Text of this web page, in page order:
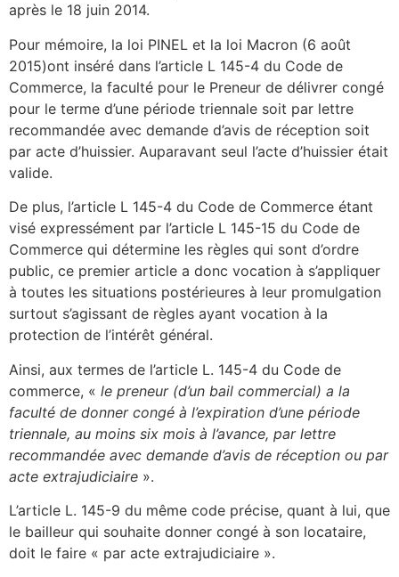
après le 18 juin 2014.
Pour mémoire, la loi PINEL et la loi Macron (6 août
2015)ont inséré dans l’article L 145-4 du Code de
Commerce, la faculté pour le Preneur de délivrer congé
pour le terme d’une période triennale soit par lettre
recommandée avec demande d’avis de réception soit
par acte d’huissier. Auparavant seul l’acte d’huissier était
valide.
De plus, l’article L 145-4 du Code de Commerce étant
visé expressément par l’article L 145-15 du Code de
Commerce qui détermine les règles qui sont d’ordre
public, ce premier article a donc vocation à s’appliquer
à toutes les situations postérieures à leur promulgation
surtout s’agissant de règles ayant vocation à la
protection de l’intérêt général.
Ainsi, aux termes de l’article L. 145-4 du Code de
commerce, « le preneur (d’un bail commercial) a la
faculté de donner congé à l’expiration d’une période
triennale, au moins six mois à l’avance, par lettre
recommandée avec demande d’avis de réception ou par
acte extrajudiciaire ».
L’article L. 145-9 du même code précise, quant à lui, que
le bailleur qui souhaite donner congé à son locataire,
doit le faire « par acte extrajudiciaire ».